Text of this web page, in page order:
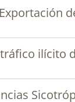
ilícito